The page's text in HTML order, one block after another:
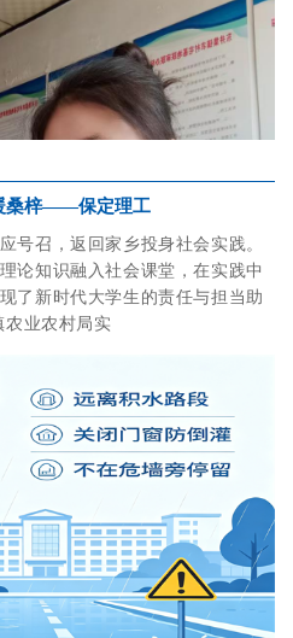
桑梓——保定理工
号召，返回家乡投身社会实践。
论知识融入社会课堂，在实践中
了新时代大学生的责任与担当助
业农村局实